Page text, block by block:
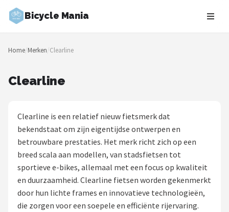
Bicycle Mania
Zoeken
NAVIGATIE
Blog
Fietsroutes
Kinderfietsen
Stadsfietsen
Home/Merken/Clearline
Clearline
Clearline is een relatief nieuw fietsmerk dat
bekendstaat om zijn eigentijdse ontwerpen en
betrouwbare prestaties. Het merk richt zich op een
breed scala aan modellen, van stadsfietsen tot
sportieve e-bikes, allemaal met een focus op kwaliteit
en duurzaamheid. Clearline fietsen worden gekenmerkt
door hun lichte frames en innovatieve technologieën,
die zorgen voor een soepele en efficiënte rijervaring.